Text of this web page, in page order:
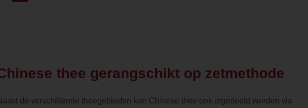
thee gerangschikt op zetmethode
de verschillende theegebieden kan Chinese thee ook ingedeeld worden via